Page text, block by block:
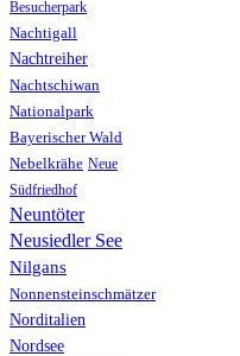
Besucherpark
Nachtigall
Nachtreiher
Nachtschiwan
Nationalpark
Bayerischer Wald
Nebelkrähe Neue
Südfriedhof
Neuntöter
Neusiedler See
Nilgans
Nonnensteinschmätzer
Norditalien
Nordsee